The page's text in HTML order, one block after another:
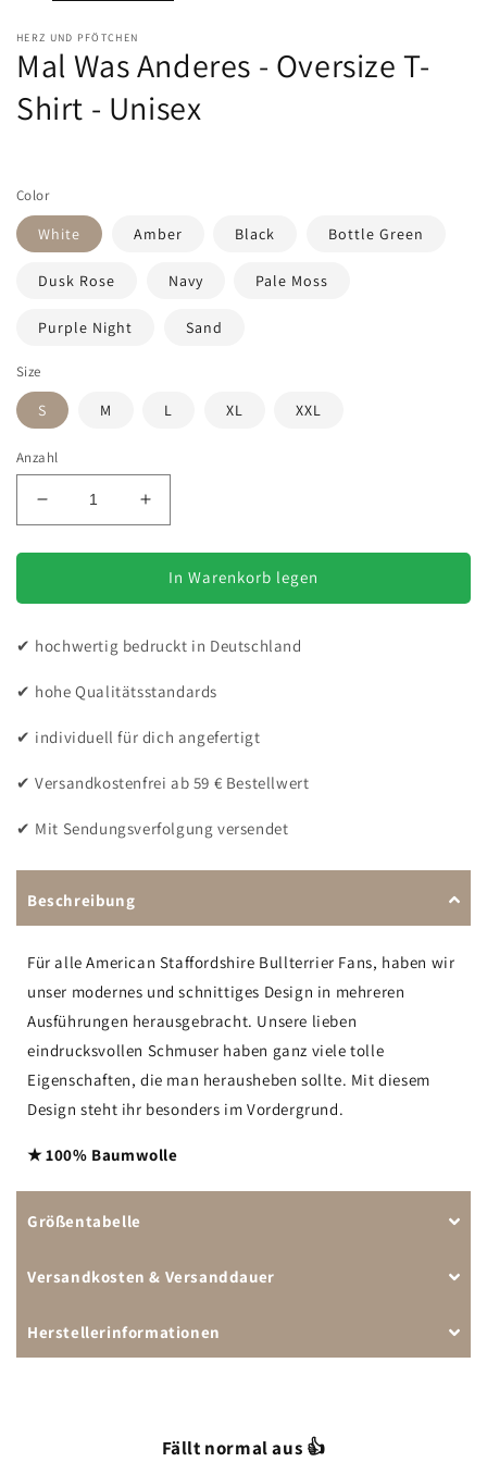
HERZ UND PFÖTCHEN
Mal Was Anderes - Oversize T-
Shirt - Unisex
Color
White Amber Black Bottle Green
Dusk Rose Navy Pale Moss
Purple Night Sand
Size
S M L XL XXL
Anzahl
Verringere
die
Menge
Mal
Anderes
Oversize
Shirt
Unisex
Erhöhe
die
Menge
Mal
Anderes
Oversize
Shirt
Unisex
In Warenkorb legen
✔ hochwertig bedruckt in Deutschland
✔ hohe Qualitätsstandards
✔ individuell für dich angefertigt
✔ Versandkostenfrei ab 59 € Bestellwert
✔ Mit Sendungsverfolgung versendet
Beschreibung
Für alle American Staffordshire Bullterrier Fans, haben wir
unser modernes und schnittiges Design in mehreren
Ausführungen herausgebracht. Unsere lieben
eindrucksvollen Schmuser haben ganz viele tolle
Eigenschaften, die man herausheben sollte. Mit diesem
Design steht ihr besonders im Vordergrund.
★ 100% Baumwolle
Größentabelle
Versandkosten & Versanddauer
Herstellerinformationen
Fällt normal aus 👍